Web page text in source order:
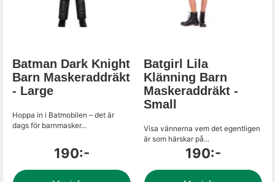
Batman Dark Knight
Barn Maskeraddräkt
- Large
Hoppa in i Batmobilen – det är
dags för barnmasker...
190:-
Batgirl Lila
Klänning Barn
Maskeraddräkt -
Small
Visa vännerna vem det egentligen
är som härskar på...
190:-